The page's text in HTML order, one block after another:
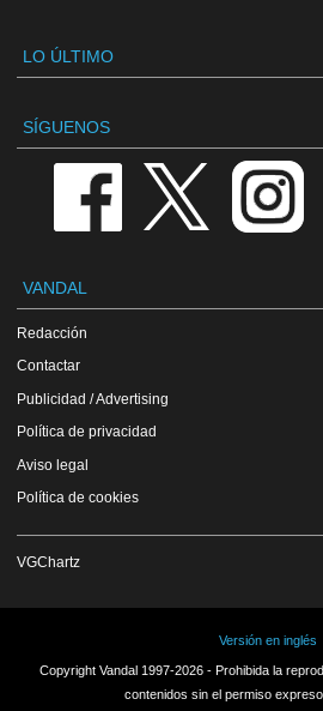
LO ÚLTIMO
SÍGUENOS
VANDAL
Redacción
Contactar
Publicidad / Advertising
Política de privacidad
Aviso legal
Política de cookies
VGChartz
Versión en inglés
Copyright Vandal 1997-2026 - Prohibida la
contenidos sin el permiso